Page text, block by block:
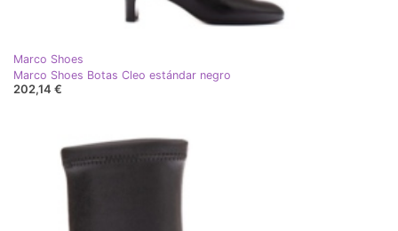
Marco Shoes
Marco Shoes Botas Cleo estándar negro
202,14 €